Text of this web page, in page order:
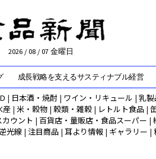
2026 / 08 / 07 金曜日
成長戦略を支えるサスティナブル経営
| 日本酒・焼酎 | ワイン・リキュール | 乳
産 | 米・穀物 | 穀類・雑穀 | レトルト食品 |
ウント | 百貨店・量販店・食品スーパー |
光線 | 注目商品 | 耳より情報 | ギャラリー |